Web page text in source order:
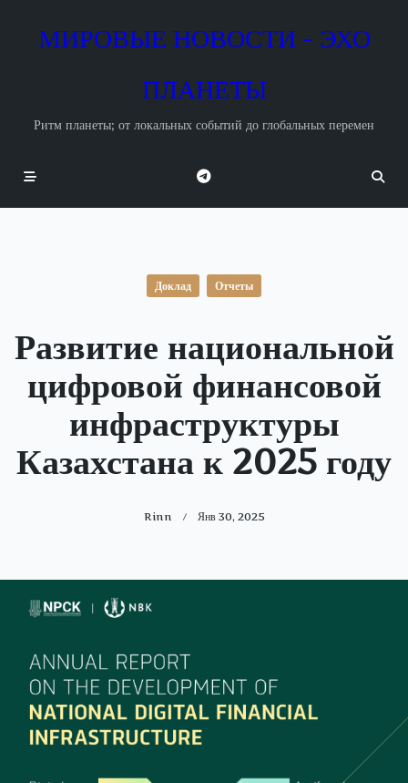
contentМИРОВЫЕ НОВОСТИ - ЭХО
ПЛАНЕТЫ
Ритм планеты; от локальных событий до глобальных перемен
Доклад Отчеты
Развитие национальной
цифровой финансовой
инфраструктуры
Казахстана к 2025 году
Rinn Янв 30, 2025